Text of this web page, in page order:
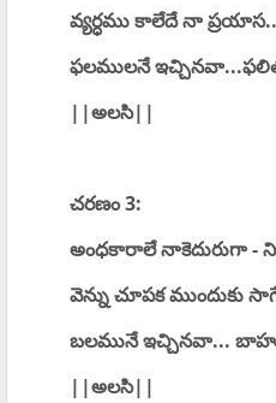
వ్యర్ధము కాలేదే నా
ఫలములనే
||అలసి||
చరణం 3:
అంధకారాలే నాకెదురుగా -
వెన్ను చూపక ముందుకు
బలమునే ఇచ్చినవా...
||అలసి||